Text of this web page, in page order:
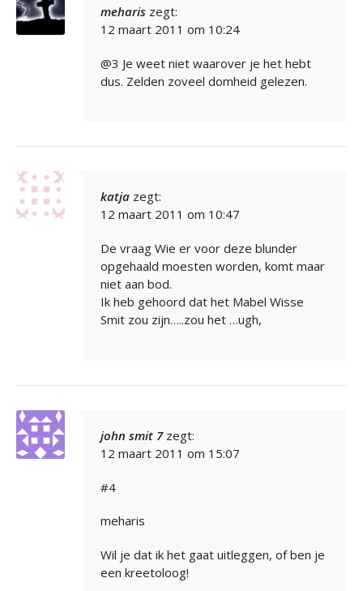
meharis zegt:
12 maart 2011 om 10:24
@3 Je weet niet waarover je het hebt
dus. Zelden zoveel domheid gelezen.
katja zegt:
12 maart 2011 om 10:47
De vraag Wie er voor deze blunder
opgehaald moesten worden, komt maar
niet aan bod.
Ik heb gehoord dat het Mabel Wisse
Smit zou zijn…..zou het …ugh,
john smit 7 zegt:
12 maart 2011 om 15:07
#4
meharis
Wil je dat ik het gaat uitleggen, of ben je
een kreetoloog!